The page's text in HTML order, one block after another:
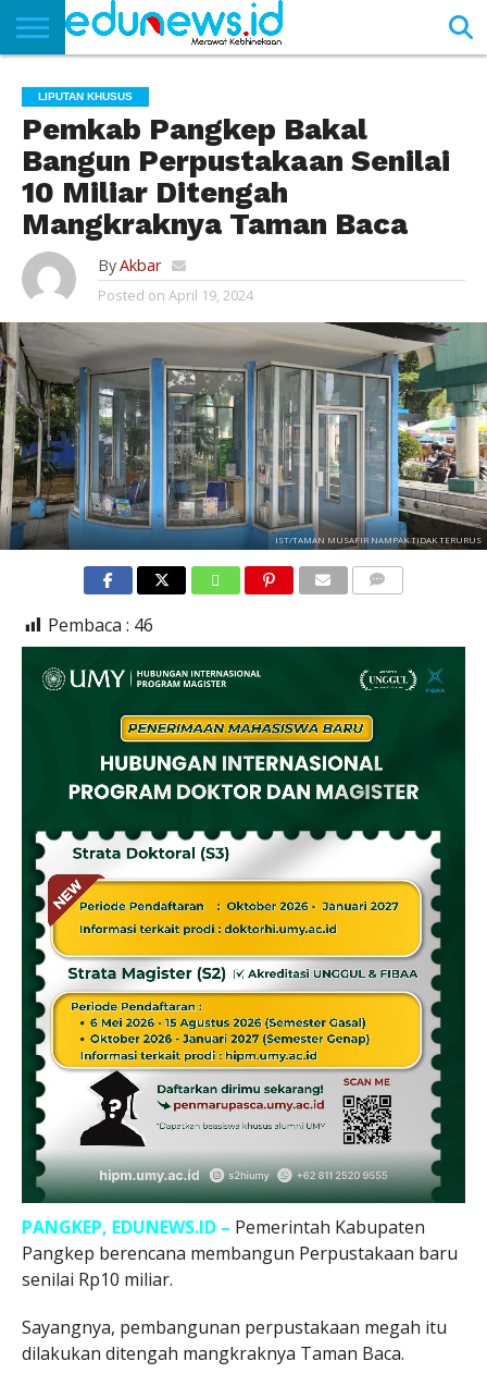
NEWS
EDUNEWS
LITERASI
PUSTAKA
SOSOK
TEKNO
KHASANAH
SASTRA
LIPUTAN KHUSUS
Pemkab Pangkep Bakal
Bangun Perpustakaan Senilai
10 Miliar Ditengah
Mangkraknya Taman Baca
ByAkbar
Posted on April 19, 2024
IST/TAMAN MUSAFIR NAMPAK TIDAK TERURUS
Pembaca : 46
PANGKEP, EDUNEWS.ID – Pemerintah Kabupaten
Pangkep berencana membangun Perpustakaan baru
senilai Rp10 miliar.
Sayangnya, pembangunan perpustakaan megah itu
dilakukan ditengah mangkraknya Taman Baca.